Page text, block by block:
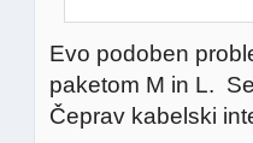
Evo podoben
paketom M in L.
Čeprav kabelski